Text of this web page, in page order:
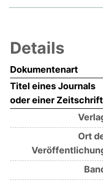
Details
Dokumentenart
Titel eines Journals
oder einer Zeitschrift
Ort